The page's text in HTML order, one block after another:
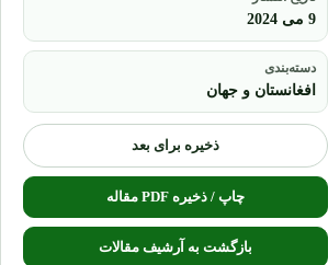
9 می 2024
افغانستان و جهان
ذخیره برای بعد
چاپ / ذخیره PDF مقاله
بازگشت به آرشیف مقالات